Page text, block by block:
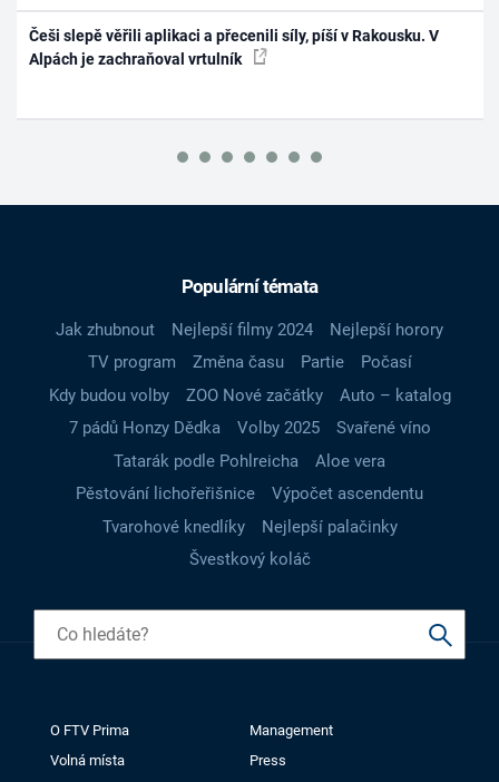
Češi slepě věřili aplikaci a přecenili síly, píší v Rakousku. V
Alpách je zachraňoval vrtulník
Populární témata
Jak zhubnout Nejlepší filmy 2024
Nejlepší horory
TV program
Změna času Partie
Počasí
Kdy budou volby
ZOO Nové začátky
Auto – katalog
7 pádů Honzy Dědka
Volby 2025
Svařené víno
Tatarák podle Pohlreicha
Aloe vera
Pěstování lichořeřišnice
Výpočet ascendentu
Tvarohové knedlíky
Nejlepší palačinky
Švestkový koláč
O FTV Prima
Management
Volná místa
Press